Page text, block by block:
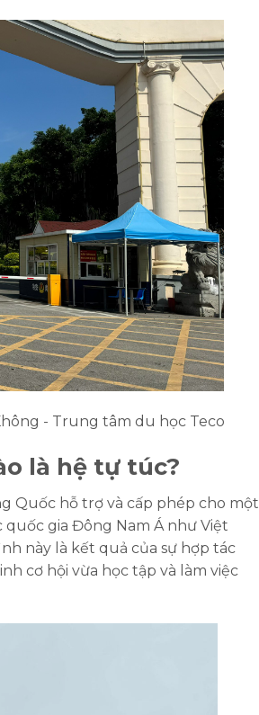
là hệ tự túc?
Quốc hỗ trợ và cấp phép cho một
gia Đông Nam Á như Việt
này là kết quả của sự hợp tác
cơ hội vừa học tập và làm việc